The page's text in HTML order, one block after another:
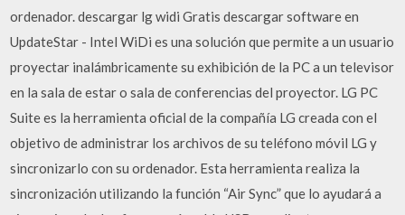
ordenador. descargar lg widi Gratis descargar software en
UpdateStar - Intel WiDi es una solución que permite a un usuario
proyectar inalámbricamente su exhibición de la PC a un televisor
en la sala de estar o sala de conferencias del proyector. LG PC
Suite es la herramienta oficial de la compañía LG creada con el
objetivo de administrar los archivos de su teléfono móvil LG y
sincronizarlo con su ordenador. Esta herramienta realiza la
sincronización utilizando la función “Air Sync” que lo ayudará a